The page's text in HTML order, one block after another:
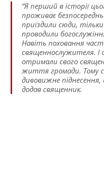
“Я перший в історії
проживає
приїздили сюди,
проводили
Навіть поховання
священнослужителя. І
отримали свого
життя громади. Тому
дивовижне
додав священник.